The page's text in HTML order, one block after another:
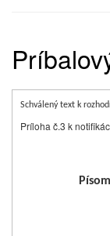
Schválený text k
Príloha č.3 k